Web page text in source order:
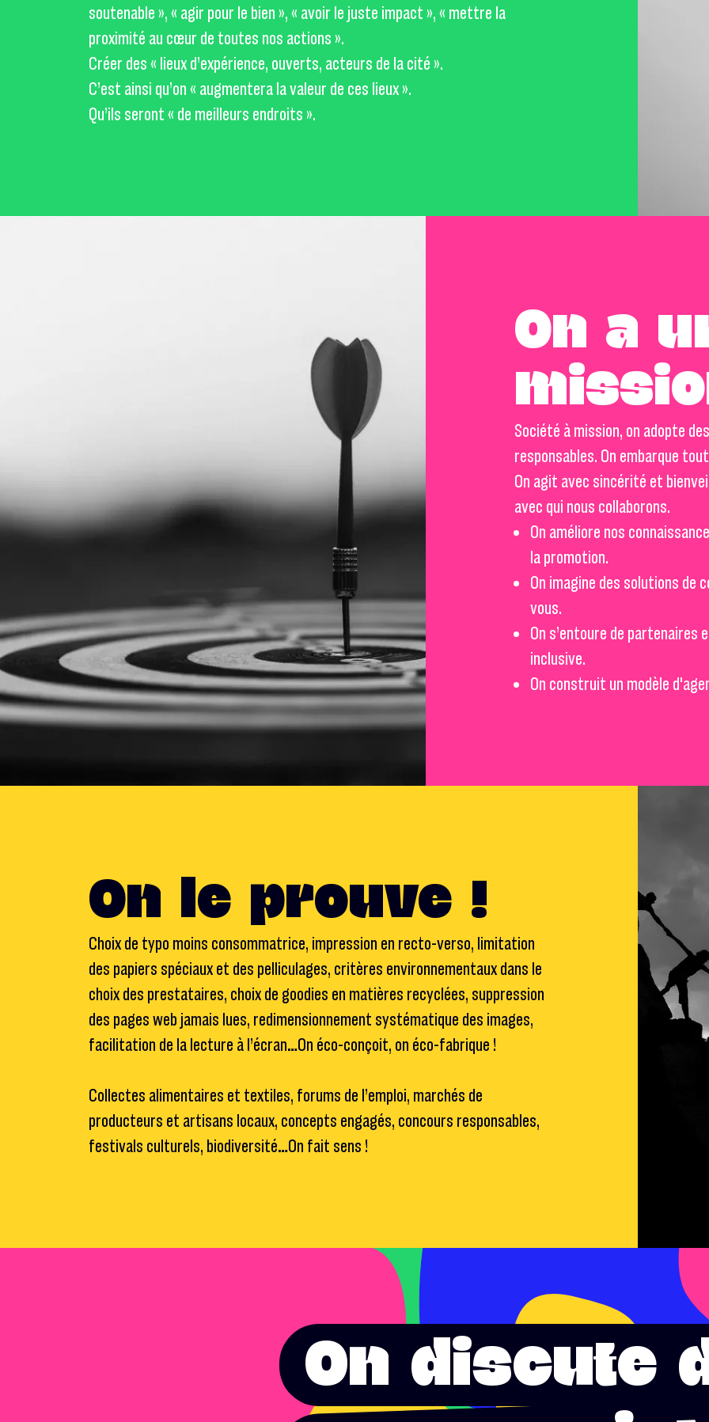
soutenable », « agir pour le bien », « avoir le juste impact », « mettre la
proximité au cœur de toutes nos actions ».
Créer des « lieux d’expérience, ouverts, acteurs de la cité ».
C’est ainsi qu’on « augmentera la valeur de ces lieux ».
Qu’ils seront « de meilleurs endroits ».
On a
Société à mission, on adopte
responsables. On embarque
On agit avec sincérité et
avec qui nous collaborons.
On améliore nos
la promotion.
On imagine des solutions de
vous.
On s’entoure de partenaires
inclusive.
On construit un modèle
On le prouve !
Choix de typo moins consommatrice, impression en recto-verso, limitation
des papiers spéciaux et des pelliculages, critères environnementaux dans le
choix des prestataires, choix de goodies en matières recyclées, suppression
des pages web jamais lues, redimensionnement systématique des images,
facilitation de la lecture à l’écran…On éco-conçoit, on éco-fabrique !
Collectes alimentaires et textiles, forums de l’emploi, marchés de
producteurs et artisans locaux, concepts engagés, concours responsables,
festivals culturels, biodiversité…On fait sens !
On discute